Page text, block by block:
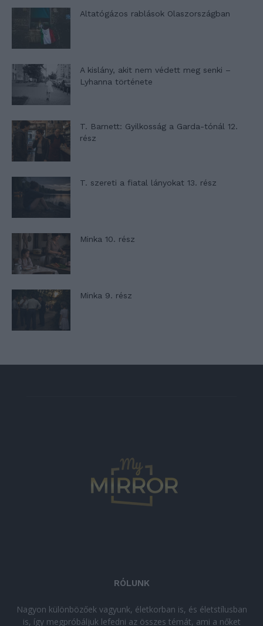
Altatógázos rablások Olaszországban
A kislány, akit nem védett meg senki –
Lyhanna története
T. Barnett: Gyilkosság a Garda-tónál 12.
rész
T. szereti a fiatal lányokat 13. rész
Minka 10. rész
Minka 9. rész
RÓLUNK
Nagyon különbözőek vagyunk, életkorban is, és életstílusban
is, így megpróbáljuk lefedni az összes témát, ami a nőket